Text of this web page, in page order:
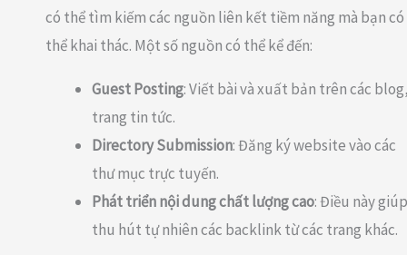
có thể tìm kiếm các nguồn liên kết tiềm năng mà bạn có
thể khai thác. Một số nguồn có thể kể đến:
Guest Posting: Viết bài và xuất bản trên các
trang tin tức.
Directory Submission: Đăng ký website vào các
thư mục trực tuyến.
Phát triển nội dung chất lượng cao: Điều này giúp
thu hút tự nhiên các backlink từ các trang khác.